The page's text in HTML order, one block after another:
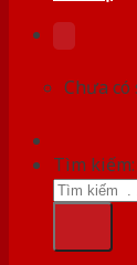
Chưa
Tìm kiếm: